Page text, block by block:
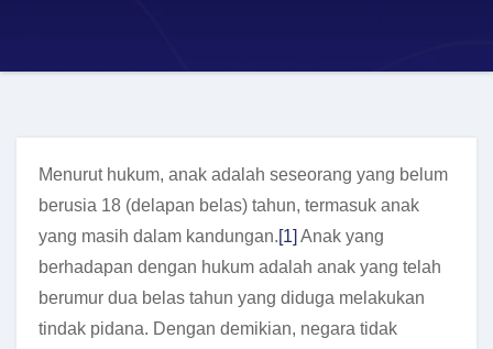
Menurut hukum, anak adalah seseorang yang belum
berusia 18 (delapan belas) tahun, termasuk anak
yang masih dalam kandungan.[1] Anak yang
berhadapan dengan hukum adalah anak yang telah
berumur dua belas tahun yang diduga melakukan
tindak pidana. Dengan demikian, negara tidak